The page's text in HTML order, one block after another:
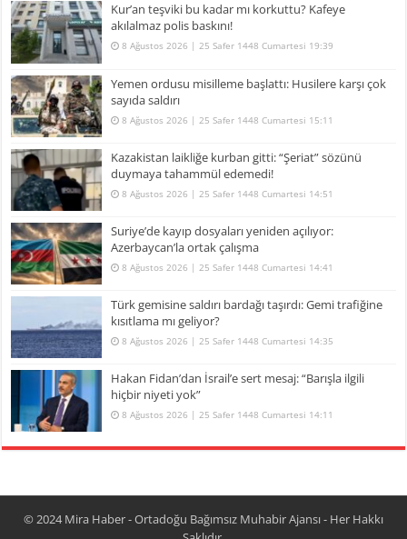
Kur’an teşviki bu kadar mı korkuttu? Kafeye
akılalmaz polis baskını!
8 Ağustos 2026 | 25 Safer 1448 Cumartesi 19:39
Yemen ordusu misilleme başlattı: Husilere karşı çok
sayıda saldırı
8 Ağustos 2026 | 25 Safer 1448 Cumartesi 15:11
Kazakistan laikliğe kurban gitti: “Şeriat” sözünü
duymaya tahammül edemedi!
8 Ağustos 2026 | 25 Safer 1448 Cumartesi 14:51
Suriye’de kayıp dosyaları yeniden açılıyor:
Azerbaycan’la ortak çalışma
8 Ağustos 2026 | 25 Safer 1448 Cumartesi 14:41
Türk gemisine saldırı bardağı taşırdı: Gemi trafiğine
kısıtlama mı geliyor?
8 Ağustos 2026 | 25 Safer 1448 Cumartesi 14:35
Hakan Fidan’dan İsrail’e sert mesaj: “Barışla ilgili
hiçbir niyeti yok”
8 Ağustos 2026 | 25 Safer 1448 Cumartesi 14:11
© 2024Mira Haber - Ortadoğu Bağımsız Muhabir Ajansı- Her Hakkı